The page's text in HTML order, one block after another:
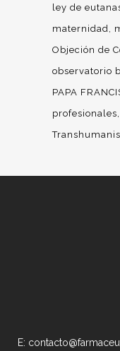
ley de
maternidad
Objeción de
observatorio
PAPA
profesionales
E: